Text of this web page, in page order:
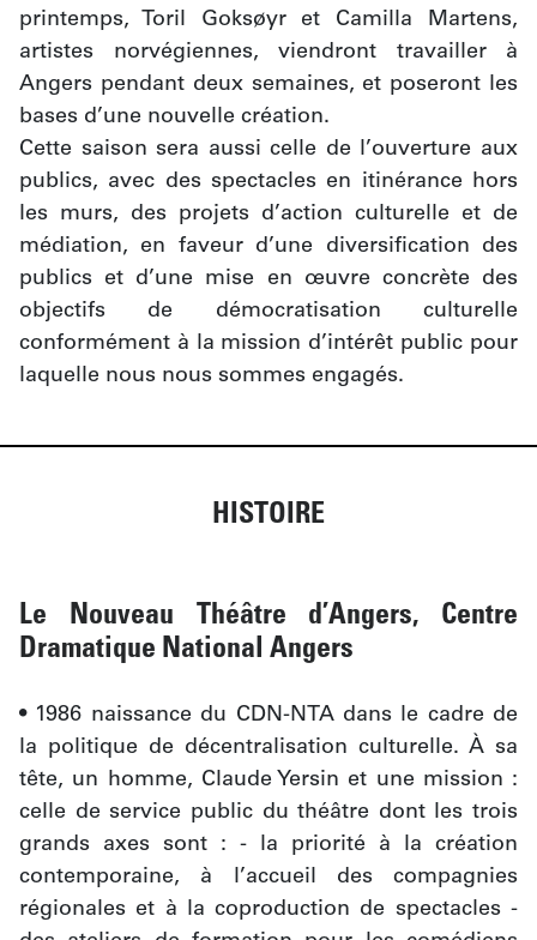
printemps, Toril Goksøyr et Camilla Martens,
artistes norvégiennes, viendront travailler à
Angers pendant deux semaines, et poseront les
bases d’une nouvelle création.
Cette saison sera aussi celle de l’ouverture aux
publics, avec des spectacles en itinérance hors
les murs, des projets d’action culturelle et de
médiation, en faveur d’une diversification des
publics et d’une mise en œuvre concrète des
objectifs de démocratisation culturelle
conformément à la mission d’intérêt public pour
laquelle nous nous sommes engagés.
HISTOIRE
Le Nouveau Théâtre d’Angers, Centre
Dramatique National Angers
• 1986 naissance du CDN-NTA dans le cadre de
la politique de décentralisation culturelle. À sa
tête, un homme, Claude Yersin et une mission :
celle de service public du théâtre dont les trois
grands axes sont : - la priorité à la création
contemporaine, à l’accueil des compagnies
régionales et à la coproduction de spectacles -